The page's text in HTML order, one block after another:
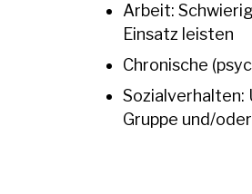
Arbeit:
Einsatz leisten
Chronische
Sozialverhalten:
Gruppe und/